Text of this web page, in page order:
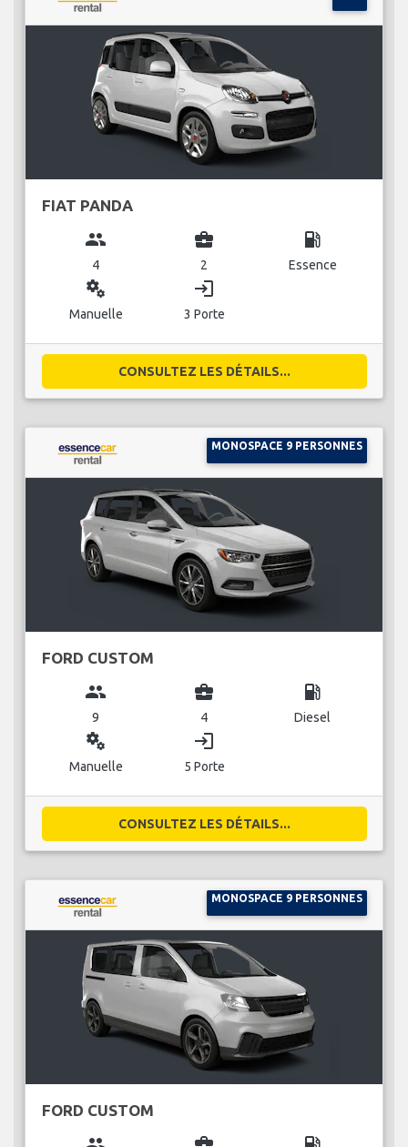
FIAT PANDA
group
4
business_center
2
local_gas_station
Essence
miscellaneous_services
Manuelle
login
3 Porte
CONSULTEZ LES DÉTAILS...
MONOSPACE 9 PERSONNES
FORD CUSTOM
group
9
business_center
4
local_gas_station
Diesel
miscellaneous_services
Manuelle
login
5 Porte
CONSULTEZ LES DÉTAILS...
MONOSPACE 9 PERSONNES
FORD CUSTOM